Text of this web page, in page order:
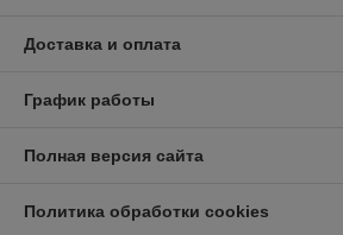
Доставка и оплата
График работы
Полная версия сайта
Политика обработки cookies